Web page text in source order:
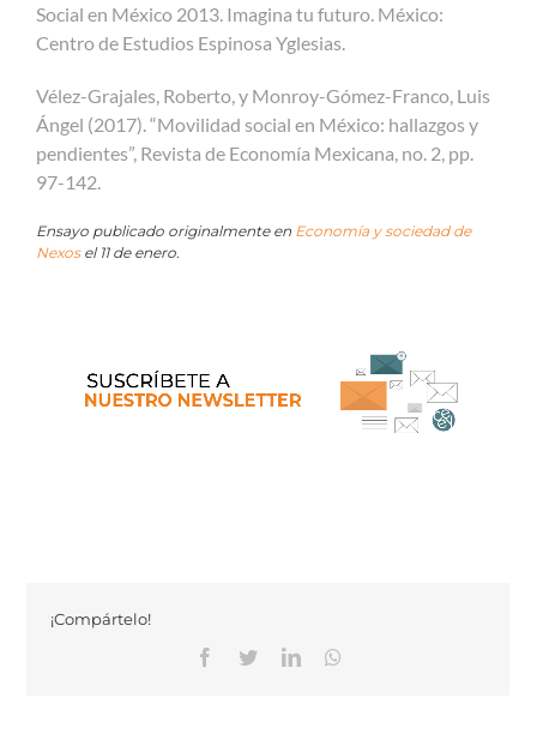
Social en México 2013. Imagina tu futuro. México:
Centro de Estudios Espinosa Yglesias.
Vélez-Grajales, Roberto, y Monroy-Gómez-Franco, Luis
Ángel (2017). “Movilidad social en México: hallazgos y
pendientes”, Revista de Economía Mexicana, no. 2, pp.
97-142.
Ensayo publicado originalmente en Economía y sociedad de
Nexosel 11 de enero.
¡Compártelo!
Facebook
TwitterLinkedinWhatsapp